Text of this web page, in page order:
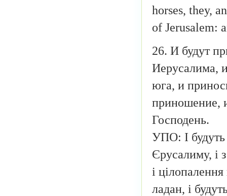
horses, they,
of Jerusalem:
26. И будут
Иерусалима,
юга, и
приношение,
Господень.
УПО: І будуть
Єрусалиму, і
і
ладан, і